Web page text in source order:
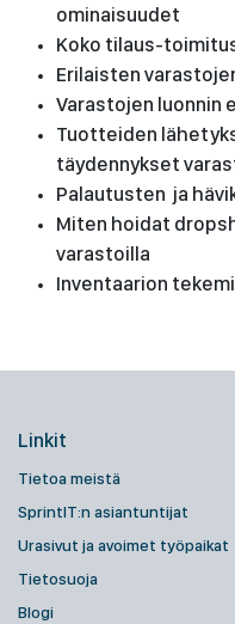
ominaisuudet
Koko tilaus-
Erilaisten
Varastojen luonnin
Tuotteiden
täydennykset
Palautusten ja
Miten hoidat
varastoilla
Inventaarion
Linkit
Tietoa meistä
SprintIT:n asiantuntijat
Urasivut ja avoimet työpaikat
Tietosuoja
Blogi